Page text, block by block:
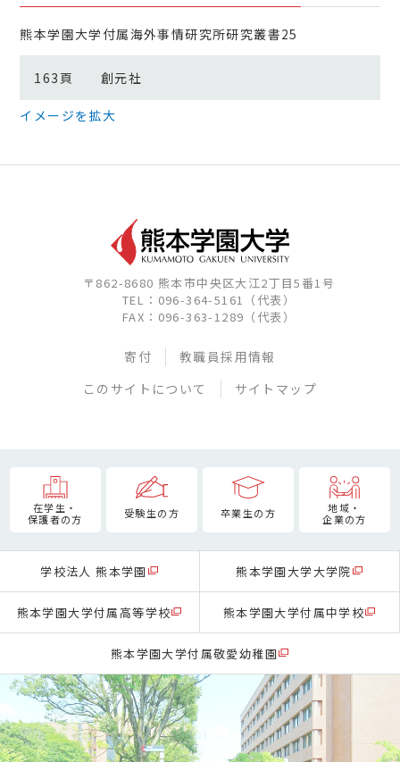
熊本学園大学付属海外事情研究所研究叢書25
163頁 創元社
イメージを拡大
〒862-8680 熊本市中央区大江2丁目5番1号
TEL：096-364-5161（代表）
FAX：096-363-1289（代表）
寄付
教職員採用情報
このサイトについて
サイトマップ
在学生・
保護者の方
受験生の方 卒業生の方
地域・
企業の方
学校法人 熊本学園 熊本学園大学大学院
熊本学園大学付属高等学校 熊本学園大学付属中学校
熊本学園大学付属敬愛幼稚園